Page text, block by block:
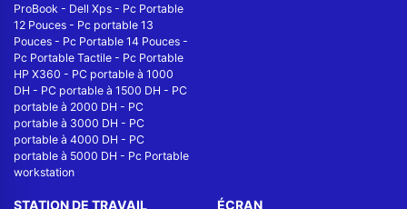
ProBook - Dell Xps - Pc Portable
12 Pouces - Pc portable 13
Pouces - Pc Portable 14 Pouces -
Pc Portable Tactile - Pc Portable
HP X360 - PC portable à 1000
DH - PC portable à 1500 DH - PC
portable à 2000 DH - PC
portable à 3000 DH - PC
portable à 4000 DH - PC
portable à 5000 DH - Pc Portable
workstation
STATION DE TRAVAIL ÉCRAN